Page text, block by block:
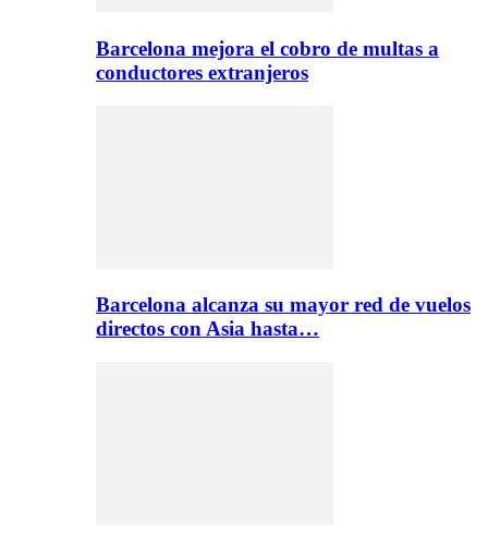
Barcelona mejora el cobro de multas a
conductores extranjeros
Barcelona alcanza su mayor red de vuelos
directos con Asia hasta…